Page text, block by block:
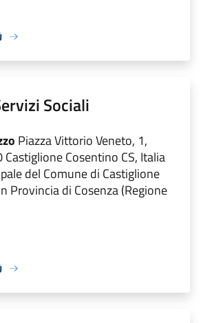
Sociali
Piazza Vittorio Veneto, 1,
Cosentino CS, Italia
del Comune di Castiglione
Provincia di Cosenza (Regione